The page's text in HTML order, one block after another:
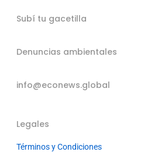
Subí tu gacetilla
Denuncias ambientales
info@econews.global
Legales
Términos y Condiciones